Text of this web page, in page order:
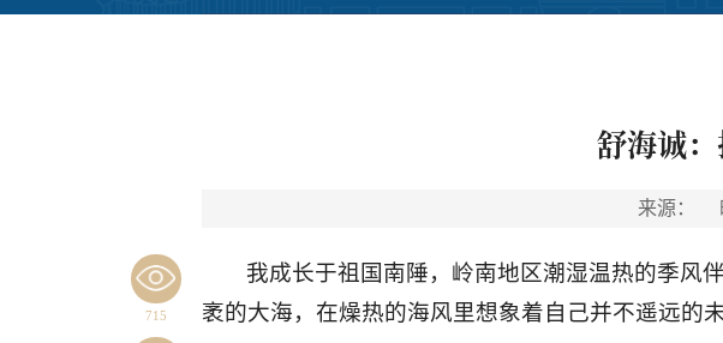
舒海诚：
来源：
715
我成长于祖国南陲，岭南地区潮湿温热的季风
袤的大海，在燥热的海风里想象着自己并不遥远的未